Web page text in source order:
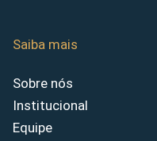
Saiba mais
Sobre nós
Institucional
Equipe